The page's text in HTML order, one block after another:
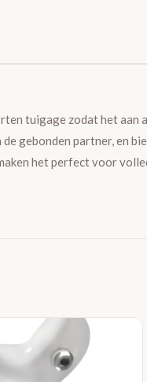
tuigage zodat het
gebonden partner, en
het perfect voor